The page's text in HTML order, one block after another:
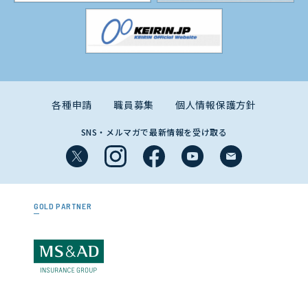
各種申請 職員募集 個人情報保護方針
SNS・メルマガで最新情報を受け取る
GOLD PARTNER